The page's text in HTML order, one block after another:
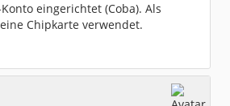
eingerichtet (Coba). Als
Chipkarte verwendet.